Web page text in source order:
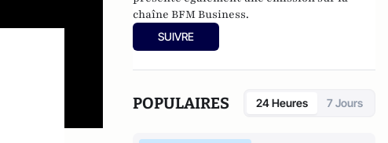
chaîne BFM Business.
SUIVRE
POPULAIRES 24 Heures 7 Jours